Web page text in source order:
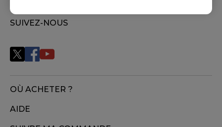
SUIVEZ-NOUS
OÙ ACHETER ?
AIDE